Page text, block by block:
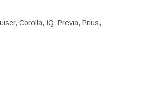
Corolla, IQ, Previa, Prius,